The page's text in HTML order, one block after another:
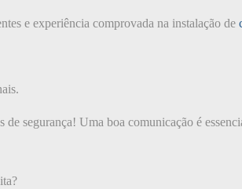
e experiência comprovada na instalação de
de segurança! Uma boa comunicação é